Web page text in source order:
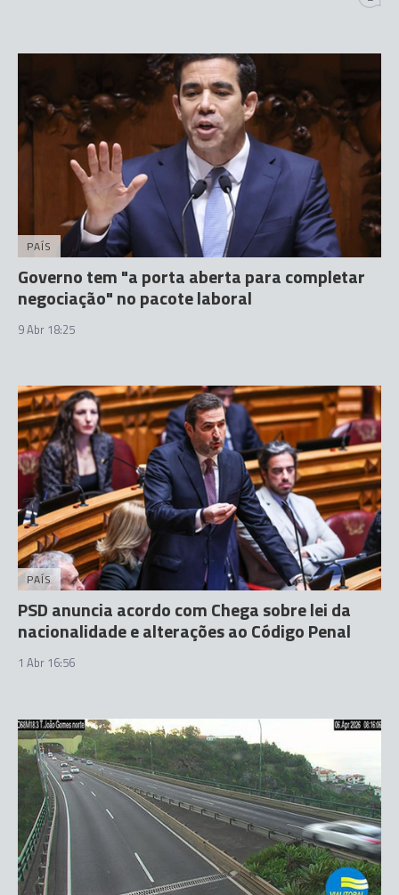
PAÍS
Governo tem "a porta aberta para completar
negociação" no pacote laboral
9 Abr 18:25
PAÍS
PSD anuncia acordo com Chega sobre lei da
nacionalidade e alterações ao Código Penal
1 Abr 16:56